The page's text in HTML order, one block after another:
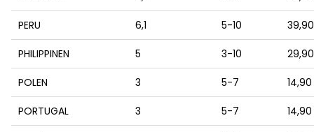
PERU 6,1 5-10
PHILIPPINEN 5 3-10
POLEN 3 5-7
PORTUGAL 3 5-7